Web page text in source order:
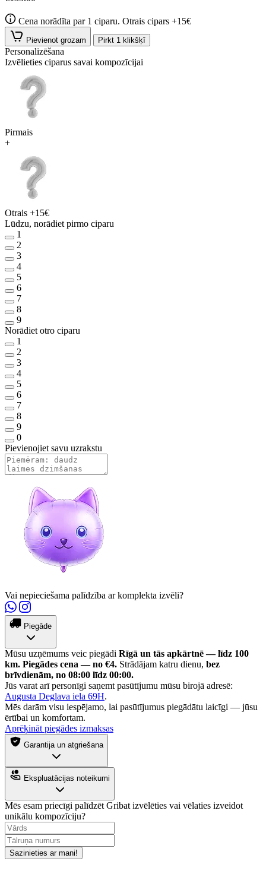
Cena norādīta par 1 ciparu. Otrais cipars +15€
Pievienot grozam Pirkt 1 klikšķī
Personalizēšana
Izvēlieties ciparus savai kompozīcijai
Pirmais
+
Otrais +15€
Lūdzu, norādiet pirmo ciparu
1
2
3
4
5
6
7
8
9
Norādiet otro ciparu
1
2
3
4
5
6
7
8
9
0
Pievienojiet savu uzrakstu
Vai nepieciešama palīdzība ar komplekta izvēli?
Piegāde
Mūsu uzņēmums veic piegādi Rīgā un tās apkārtnē — līdz 100
km. Piegādes cena — no €4. Strādājam katru dienu, bez
brīvdienām, no 08:00 līdz 00:00.
Jūs varat arī personīgi saņemt pasūtījumu mūsu birojā adresē:
Augusta Deglava iela 69H.
Mēs darām visu iespējamo, lai pasūtījumus piegādātu laicīgi — jūsu
ērtībai un komfortam.
Aprēķināt piegādes izmaksas
Garantija un atgriešana
Ekspluatācijas noteikumi
Mēs esam priecīgi palīdzēt Gribat izvēlēties vai vēlaties izveidot
unikālu kompozīciju?
Sazinieties ar mani!